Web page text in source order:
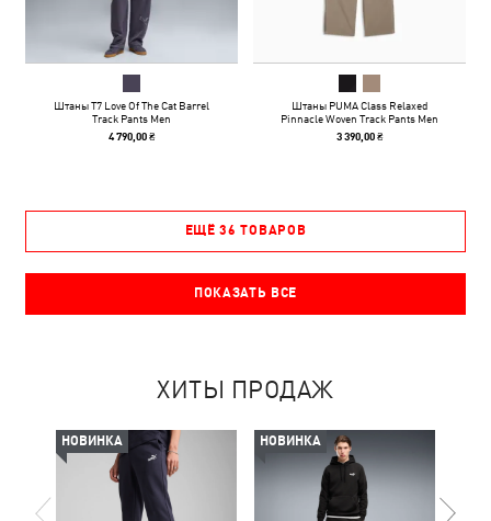
Штаны T7 Love Of The Cat Barrel
Track Pants Men
4 790,00 ₴
Штаны PUMA Class Relaxed
Pinnacle Woven Track Pants Men
3 390,00 ₴
ЕЩЁ 36 ТОВАРОВ
ПОКАЗАТЬ ВСЕ
ХИТЫ ПРОДАЖ
НОВИНКА НОВИНКА